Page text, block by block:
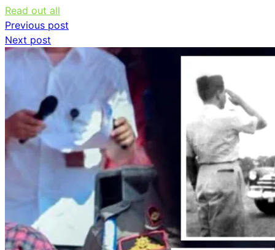
Read out all
Navigasi
pos
Previous post
Next post